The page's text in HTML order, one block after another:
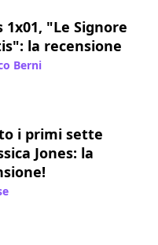
1x01, "Le Signore
la recensione
Berni
i primi sette
Jones: la